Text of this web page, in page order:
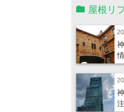
屋根リ